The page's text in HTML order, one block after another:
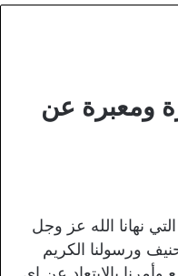
ومعبرة عن
نهانا الله عز وجل
ورسولنا الكريم